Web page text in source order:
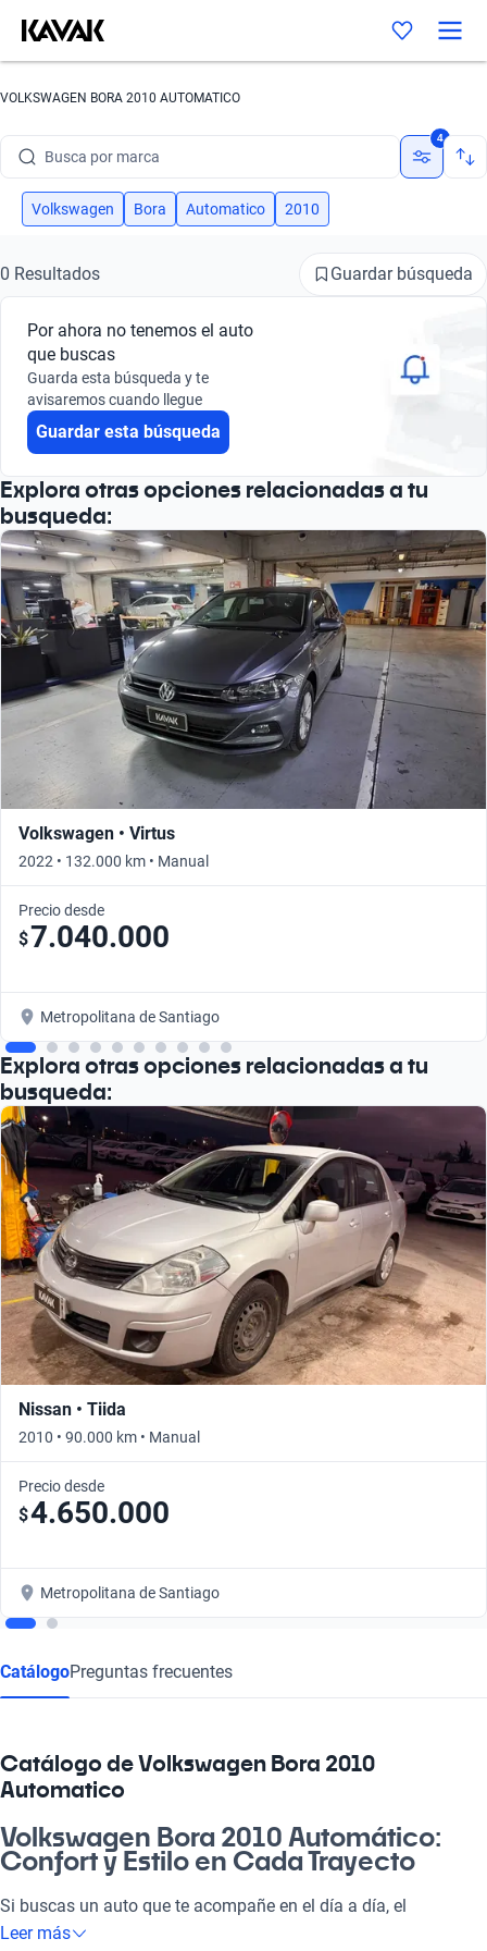
VOLKSWAGEN BORA 2010 AUTOMATICO
Busca por marca
Busca por modelo
Busca por año
Busca por marca
Busca por modelo
Busca por año
4
Volkswagen Bora Automatico 2010
0 Resultados Guardar búsqueda
Por ahora no tenemos el auto
que buscas
Guarda esta búsqueda y te
avisaremos cuando llegue
Guardar esta búsqueda
Explora otras opciones relacionadas a tu
busqueda:
Volkswagen • Virtus
2022 • 132.000 km • Manual
Precio desde
$7.040.000
Metropolitana de Santiago
Explora otras opciones relacionadas a tu
busqueda:
Nissan • Tiida
2010 • 90.000 km • Manual
Precio desde
$4.650.000
Metropolitana de Santiago
CatálogoPreguntas frecuentes
Catálogo de Volkswagen Bora 2010
Automatico
Volkswagen Bora 2010 Automático:
Confort y Estilo en Cada Trayecto
Si buscas un auto que te acompañe en el día a día, el
Volkswagen Bora 2010 Automático es la opción que necesitas,
Leer más